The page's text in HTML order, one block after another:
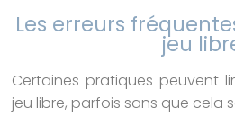
Les erreurs
jeu
Certaines pratiques peuvent
jeu libre, parfois sans que cela